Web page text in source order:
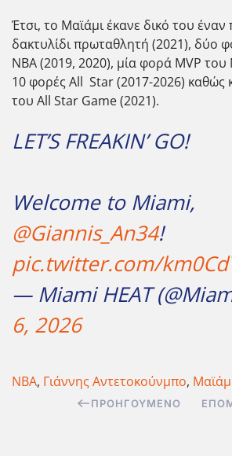
Έτσι, το Μαϊάμι έκανε δικό του έναν
δακτυλίδι πρωταθλητή (2021), δύο
ΝΒΑ (2019, 2020), μία φορά MVP του
10 φορές All Star (2017-2026) καθώς
του All Star Game (2021).
LET’S FREAKIN’ GO!
Welcome to Miami,
@Giannis_An34!
pic.twitter.com/
— Miami HEAT
6, 2026
ΝΒΑ, Γιάννης Αντετοκούνμπο,
ΠΡΟΗΓΟΎΜΕΝΟ